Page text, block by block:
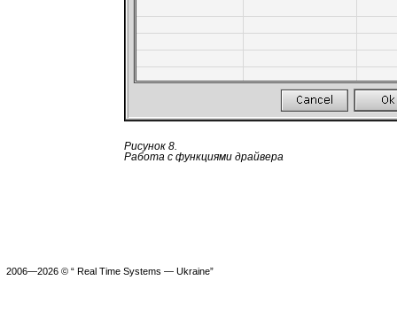
Рисунок 8.
Работа с функциями драйвера
2006—2026 © “ Real Time Systems — Ukraine”